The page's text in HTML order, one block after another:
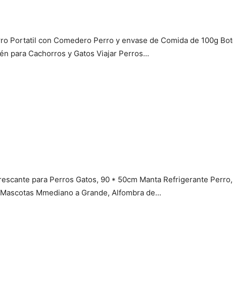
Portatil con Comedero Perro y envase de Comida de 100g
para Cachorros y Gatos Viajar Perros...
para Perros Gatos, 90 * 50cm Manta Refrigerante
Mmediano a Grande, Alfombra de...